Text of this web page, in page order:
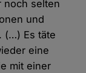
noch selten
und
(…) Es täte
eine
mit einer